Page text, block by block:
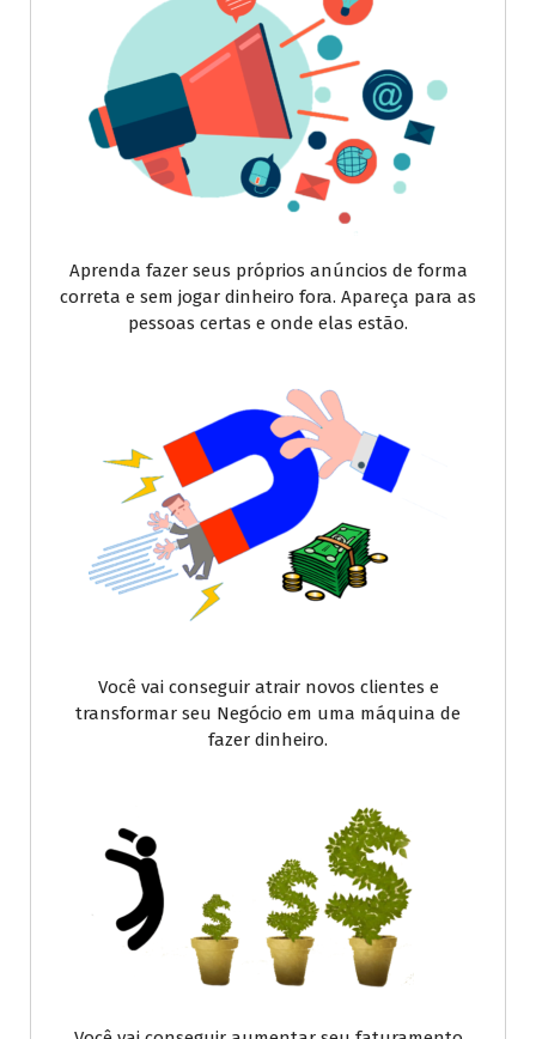
Aprenda fazer seus próprios anúncios de forma
correta e sem jogar dinheiro fora. Apareça para as
pessoas certas e onde elas estão.
Você vai conseguir atrair novos clientes e
transformar seu Negócio em uma máquina de
fazer dinheiro.